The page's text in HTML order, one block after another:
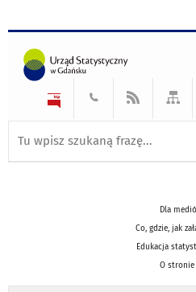
Dla
Co, gdzie, jak
Edukacja
O stronie